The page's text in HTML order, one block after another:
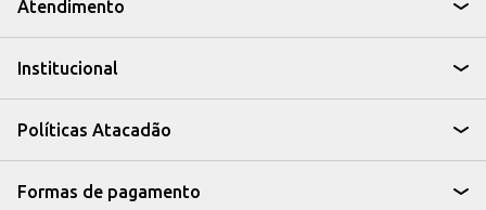
Atendimento
Institucional
Políticas Atacadão
Formas de pagamento